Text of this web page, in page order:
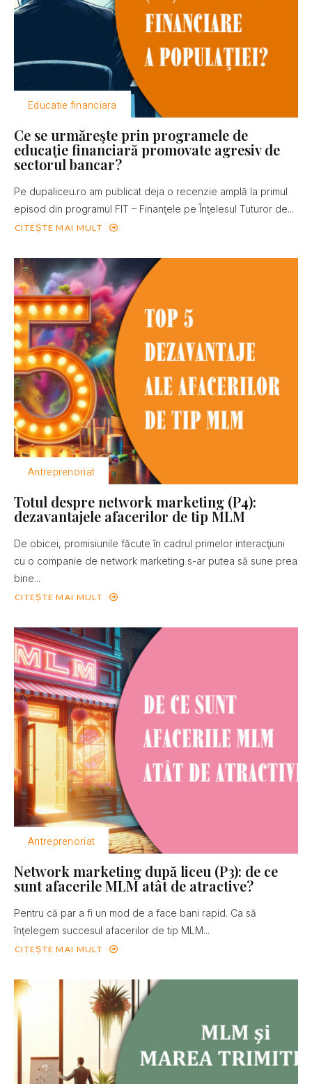
Educatie financiara
Ce se urmăreşte prin programele de
educaţie financiară promovate agresiv de
sectorul bancar?
Pe dupaliceu.ro am publicat deja o recenzie amplă la primul
episod din programul FIT – Finanţele pe Înţelesul Tuturor de...
CITEȘTE MAI MULT
Antreprenoriat
Totul despre network marketing (P4):
dezavantajele afacerilor de tip MLM
De obicei, promisiunile făcute în cadrul primelor interacţiuni
cu o companie de network marketing s-ar putea să sune prea
bine...
CITEȘTE MAI MULT
Antreprenoriat
Network marketing după liceu (P3): de ce
sunt afacerile MLM atât de atractive?
Pentru că par a fi un mod de a face bani rapid. Ca să
înţelegem succesul afacerilor de tip MLM...
CITEȘTE MAI MULT